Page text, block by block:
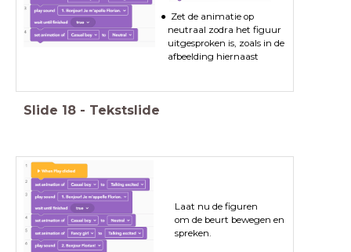
Zet de animatie op
neutraal zodra het figuur
uitgesproken is, zoals in de
afbeelding hiernaast
Slide 18 - Tekstslide
Laat nu de figuren
om de beurt bewegen en
spreken.